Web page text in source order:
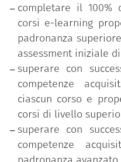
completare il
corsi e-learning
padronanza
assessment iniziale
superare con
competenze
ciascun corso e
corsi di livello
superare con
competenze